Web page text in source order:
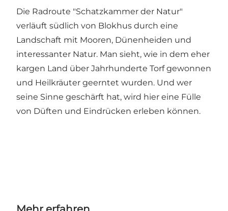
Die Radroute "Schatzkammer der Natur"
verläuft südlich von Blokhus durch eine
Landschaft mit Mooren, Dünenheiden und
interessanter Natur. Man sieht, wie in dem eher
kargen Land über Jahrhunderte Torf gewonnen
und Heilkräuter geerntet wurden. Und wer
seine Sinne geschärft hat, wird hier eine Fülle
von Düften und Eindrücken erleben können.